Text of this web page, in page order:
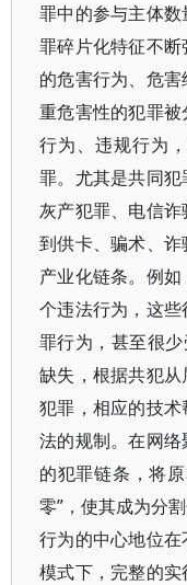
罪中的参与主体
罪碎片化特征不
的危害行为、危
重危害性的犯罪
行为、违规行为
罪。尤其是共同
灰产犯罪、电信诈
到供卡、骗术、
产业化链条。例
个违法行为，这
罪行为，甚至很
缺失，根据共犯
犯罪，相应的技
法的规制。在网
的犯罪链条，将
零”，使其成为分
行为的中心地位
模式下，完整的